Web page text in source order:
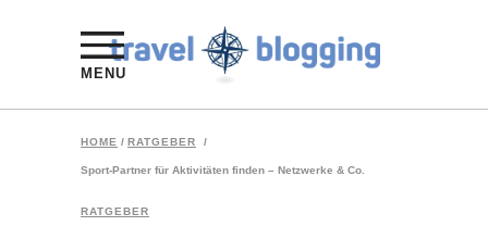
MENU
HOME / RATGEBER /
Sport-Partner für Aktivitäten finden – Netzwerke & Co.
RATGEBER